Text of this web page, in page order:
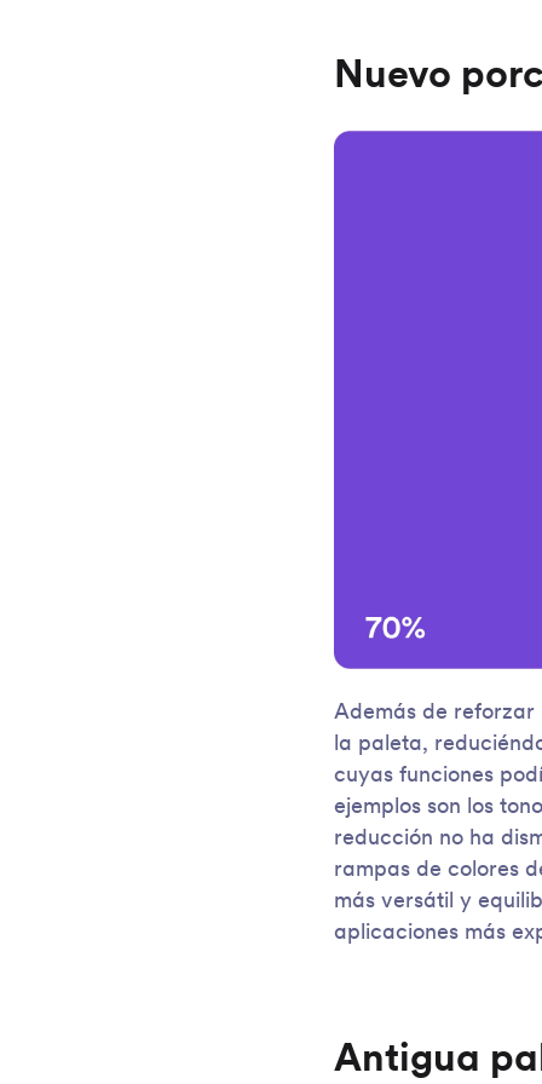
Nuevo
Además de
la paleta,
cuyas funciones
ejemplos son los
reducción no ha
rampas de colores
más versátil y
aplicaciones más
Antigua